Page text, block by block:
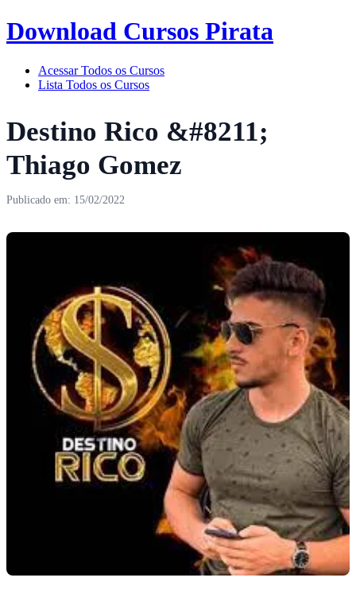
Download Cursos Pirata
Acessar Todos os Cursos
Lista Todos os Cursos
Destino Rico &#8211;
Thiago Gomez
Publicado em: 15/02/2022